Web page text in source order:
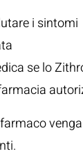
i sintomi
se lo